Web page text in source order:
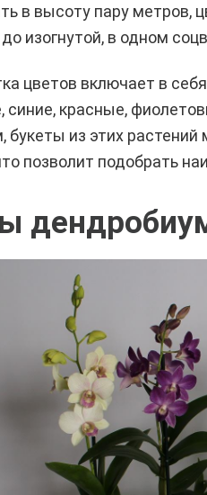
в высоту пару метров,
изогнутой, в одном
цветов включает в
синие, красные,
букеты из этих растений
позволит подобрать